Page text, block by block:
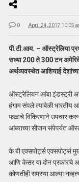
0 April 24, 2017 10:05
पी.टी.आय. – ऑस्ट्रेलिया
सध्या 200 ते 300 टन
अर्थव्यवस्थेत आशियाई
ऑस्ट्रेलियन आंबा इंडस्ट्री
हंगाम संपले त्यावेळी भारतीय
फळाचे विकिरणाने उपचार
आंब्याच्या सीजन संपेपर्यत
के बी एक्सपोर्ट्स एक्सपोर्ट्स
आणि केसर या दोन प्रकारचे
कोणतीही समस्या आल्या